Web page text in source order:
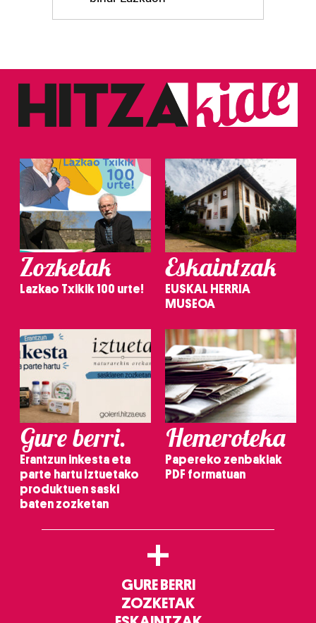
Zozketak
Lazkao Txikik 100 urte!
Eskaintzak
EUSKAL HERRIA
MUSEOA
Gure berri.
Erantzun inkesta eta
parte hartu Iztuetako
produktuen saski
baten zozketan
Hemeroteka
Papereko zenbakiak
PDF formatuan
+
GURE BERRI
ZOZKETAK